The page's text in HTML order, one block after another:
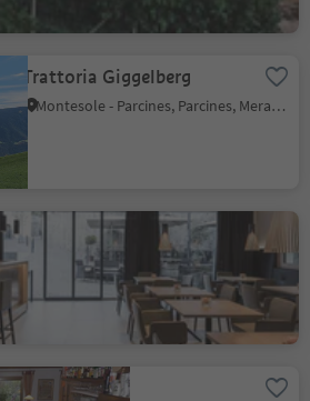
Trattoria Giggelberg
Montesole - Parcines, Parcines, Merano e dintorni
Café Die Sonne
Parcines, Merano e dintorni
Garberstub